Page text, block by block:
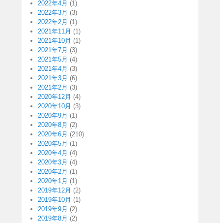
2022年4月 (1)
2022年3月 (3)
2022年2月 (1)
2021年11月 (1)
2021年10月 (1)
2021年7月 (3)
2021年5月 (4)
2021年4月 (3)
2021年3月 (6)
2021年2月 (3)
2020年12月 (4)
2020年10月 (3)
2020年9月 (1)
2020年8月 (2)
2020年6月 (210)
2020年5月 (1)
2020年4月 (4)
2020年3月 (4)
2020年2月 (1)
2020年1月 (1)
2019年12月 (2)
2019年10月 (1)
2019年9月 (2)
2019年8月 (2)